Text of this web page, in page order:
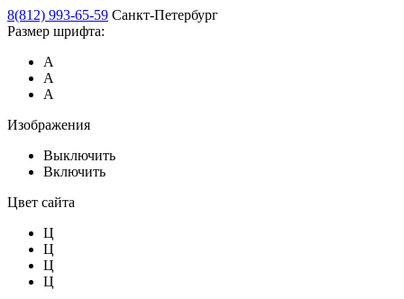
8(812) 993-65-59 Санкт-Петербург
Размер шрифта:
А
А
А
Изображения
Выключить
Включить
Цвет сайта
Ц
Ц
Ц
Ц